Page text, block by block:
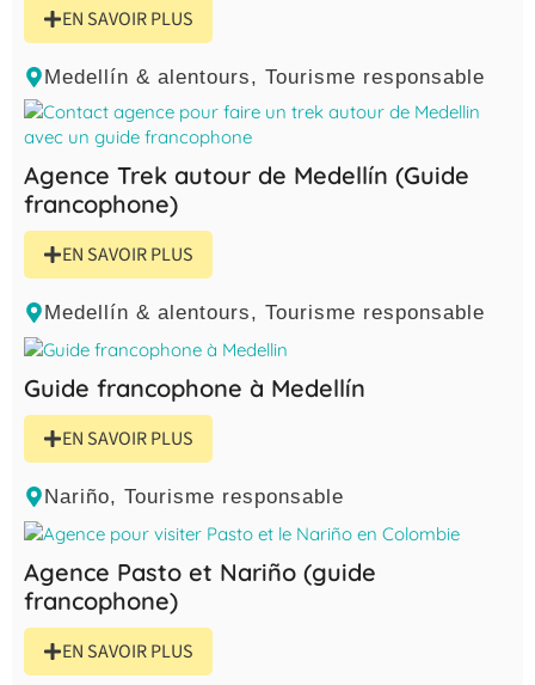
EN SAVOIR PLUS
Medellín & alentours, Tourisme responsable
Agence Trek autour de Medellín (Guide
francophone)
EN SAVOIR PLUS
Medellín & alentours, Tourisme responsable
Guide francophone à Medellín
EN SAVOIR PLUS
Nariño, Tourisme responsable
Agence Pasto et Nariño (guide
francophone)
EN SAVOIR PLUS